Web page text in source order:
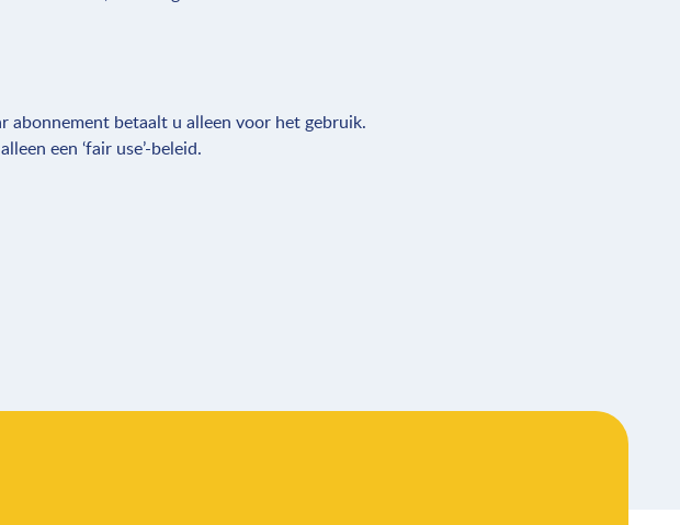
abonnement betaalt u alleen voor het gebruik.
een ‘fair use’-beleid.